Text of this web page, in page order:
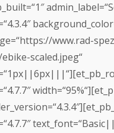
www.rad-
scaled.jpeg“